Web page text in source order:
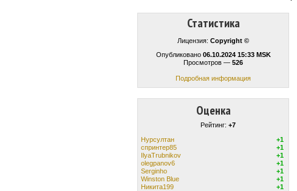
Статистика
Лицензия: Copyright ©
Опубликовано 06.10.2024 15:33 MSK
Просмотров — 526
Подробная информация
Оценка
Рейтинг: +7
Нурсултан
+1
спринтер85
+1
IlyaTrubnikov
+1
olegpanov6
+1
Serginho
+1
Winston Blue
+1
Никита199
+1